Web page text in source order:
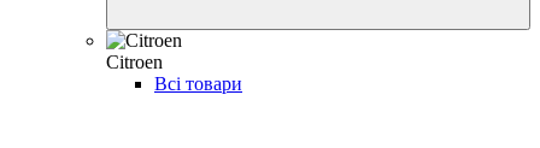
Citroen
Всі товари